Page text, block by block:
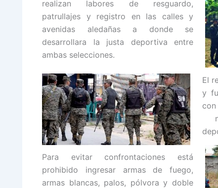
realizan labores de resguardo,
patrullajes y registro en las calles y
avenidas aledañas a donde se
desarrollara la justa deportiva entre
ambas selecciones.
El
y
Para evitar confrontaciones está
prohibido ingresar armas de fuego,
armas blancas, palos, pólvora y doble